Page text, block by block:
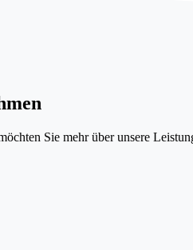
Sie mehr über unsere